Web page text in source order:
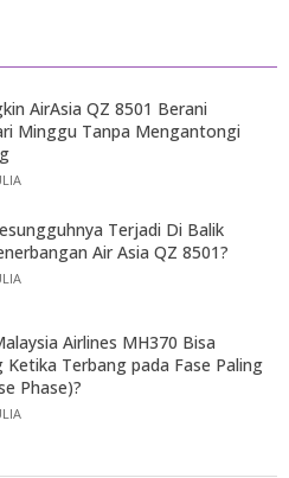
AirAsia QZ 8501 Berani
Minggu Tanpa Mengantongi
Terjadi Di Balik
Air Asia QZ 8501?
Airlines MH370 Bisa
Ketika Terbang pada Fase Paling
Phase)?